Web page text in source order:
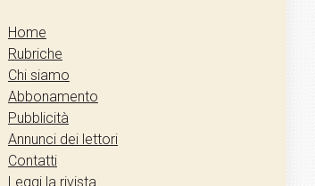
Home
Rubriche
Chi siamo
Abbonamento
Pubblicità
Annunci dei lettori
Contatti
Leggi la rivista